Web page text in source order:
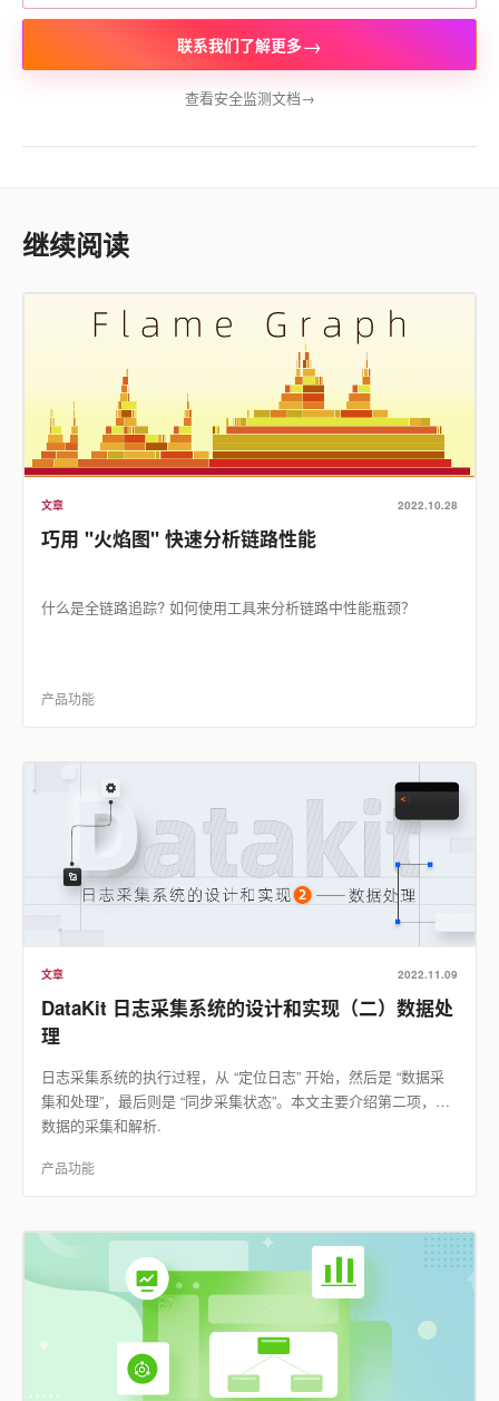
联系我们了解更多→
查看安全监测文档→
继续阅读
文章 2022.10.28
巧用 "火焰图" 快速分析链路性能
什么是全链路追踪? 如何使用工具来分析链路中性能瓶颈？
产品功能
文章 2022.11.09
DataKit 日志采集系统的设计和实现（二）数据处
理
日志采集系统的执行过程，从 “定位日志” 开始，然后是 “数据采
集和处理”，最后则是 “同步采集状态”。本文主要介绍第二项，即
数据的采集和解析.
产品功能